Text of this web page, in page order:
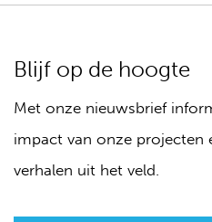
Blijf op de hoogte
Met onze nieuwsbrief
impact van onze projecten
verhalen uit het veld.